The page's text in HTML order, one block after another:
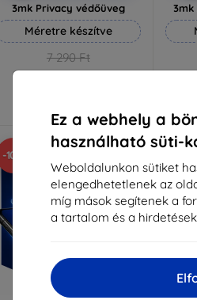
Ez a webhely a
használható süti-
Weboldalunkon sütiket
elengedhetetlenek az
míg mások segítenek a
a tartalom és a
3mk Privacy védőüveg
Méretre készítve
7 290 Ft
6 561 Ft
3mk
-10%